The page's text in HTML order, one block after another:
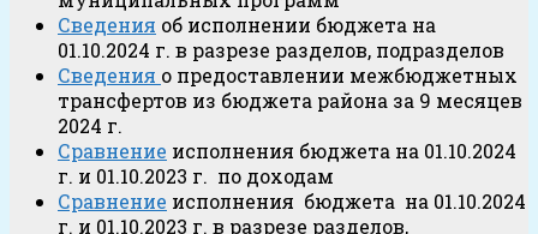
Сведения об исполнении бюджета на
01.10.2024 г. в разрезе разделов, подразделов
Сведения о предоставлении межбюджетных
трансфертов из бюджета района за 9 месяцев
2024 г.
Сравнение исполнения бюджета на 01.10.2024
г. и 01.10.2023 г. по доходам
Сравнение исполнения бюджета на 01.10.2024
г. и 01.10.2023 г. в разрезе разделов,